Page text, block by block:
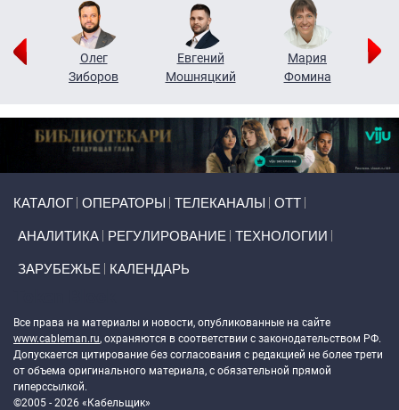
Олег
Зиборов
Евгений
Мошняцкий
Мария
Фомина
КАТАЛОГ ОПЕРАТОРЫ ТЕЛЕКАНАЛЫ ОТТ
АНАЛИТИКА РЕГУЛИРОВАНИЕ ТЕХНОЛОГИИ
ЗАРУБЕЖЬЕ КАЛЕНДАРЬ
Все права на материалы и новости, опубликованные на сайте
www.cableman.ru, охраняются в соответствии с законодательством РФ.
Допускается цитирование без согласования с редакцией не более трети
от объема оригинального материала, с обязательной прямой
гиперссылкой.
©2005 - 2026 «Кабельщик»